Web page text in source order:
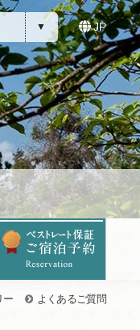
JP
ー よくあるご質問